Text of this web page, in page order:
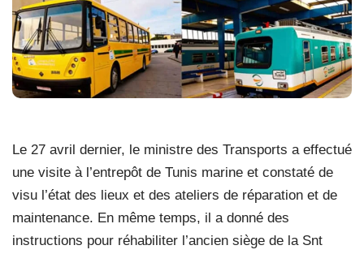
Le 27 avril dernier, le ministre des Transports a effectué
une visite à l’entrepôt de Tunis marine et constaté de
visu l’état des lieux et des ateliers de réparation et de
maintenance. En même temps, il a donné des
instructions pour réhabiliter l’ancien siège de la Snt